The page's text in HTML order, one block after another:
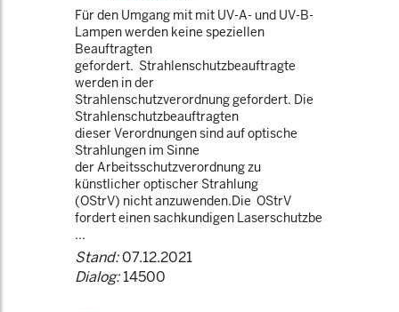
Für den Umgang mit mit UV-A- und UV-B-
Lampen werden keine speziellen
Beauftragten
gefordert. Strahlenschutzbeauftragte
werden in der
Strahlenschutzverordnung gefordert. Die
Strahlenschutzbeauftragten
dieser Verordnungen sind auf optische
Strahlungen im Sinne
der Arbeitsschutzverordnung zu
künstlicher optischer Strahlung
(OStrV) nicht anzuwenden.Die OStrV
fordert einen sachkundigen Laserschutzbe
...
Stand:07.12.2021
Dialog:14500